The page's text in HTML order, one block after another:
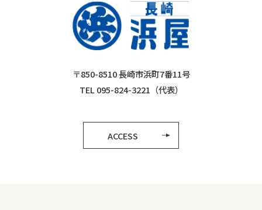
〒850-8510 長崎市浜町7番11号
TEL 095-824-3221（代表）
ACCESS